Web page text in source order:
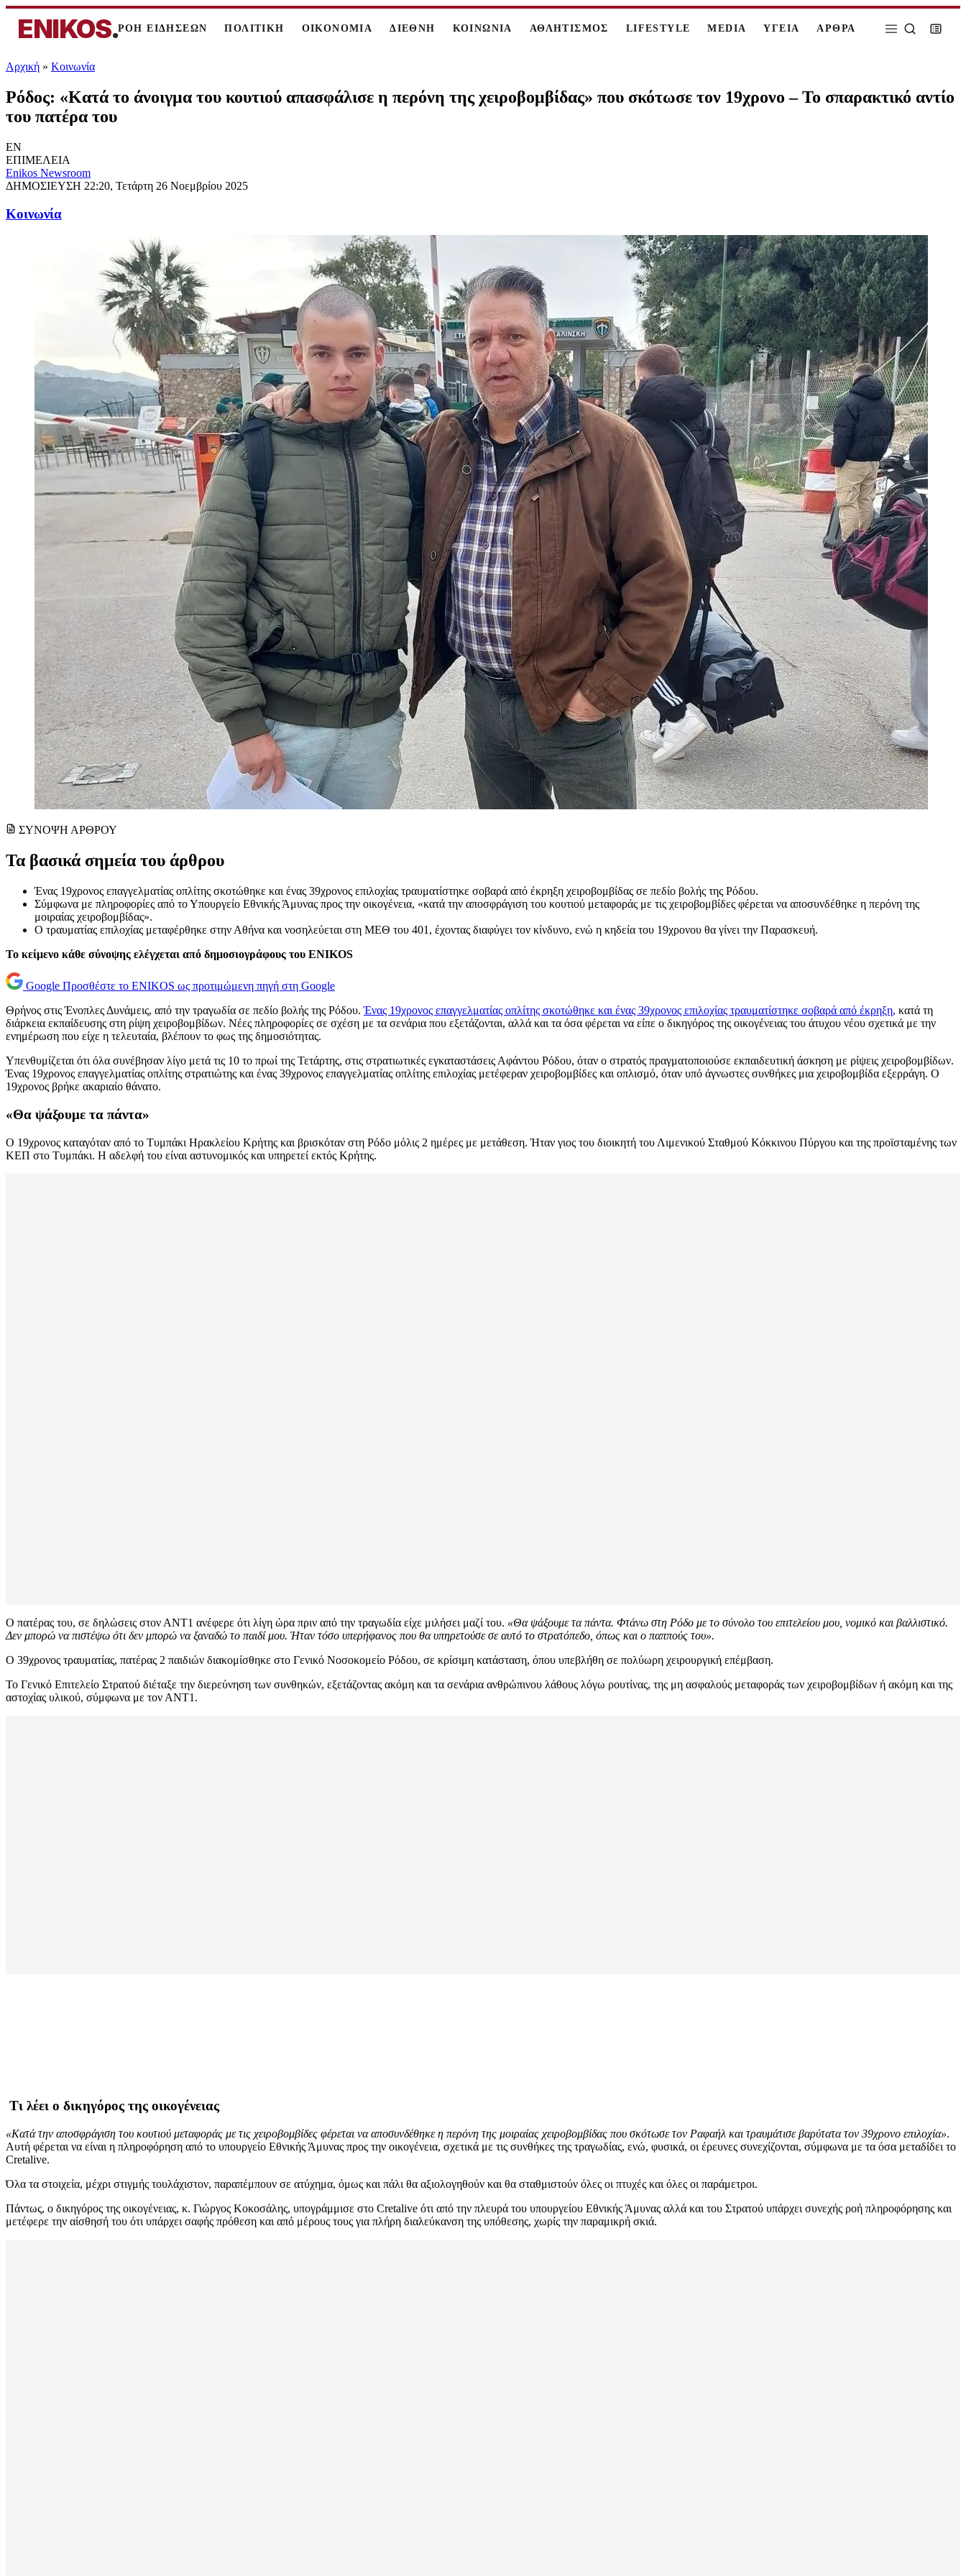
ENIKOS.ΡΟΗ ΕΙΔΗΣΕΩΝ ΠΟΛΙΤΙΚΗ ΟΙΚΟΝΟΜΙΑ ΔΙΕΘΝΗ ΚΟΙΝΩΝΙΑ ΑΘΛΗΤΙΣΜΟΣ LIFESTYLE MEDIA ΥΓΕΙΑ ΑΡΘΡΑ
Αρχική » Κοινωνία
Ρόδος: «Κατά το άνοιγμα του κουτιού απασφάλισε η περόνη της χειροβομβίδας» που σκότωσε τον 19χρονο – Το σπαρακτικό αντίο
του πατέρα του
EN
ΕΠΙΜΕΛΕΙΑ
Enikos Newsroom
ΔΗΜΟΣΙΕΥΣΗ 22:20, Τετάρτη 26 Νοεμβρίου 2025
Κοινωνία
ΣΥΝΟΨΗ ΑΡΘΡΟΥ
Τα βασικά σημεία του άρθρου
Ένας 19χρονος επαγγελματίας οπλίτης σκοτώθηκε και ένας 39χρονος επιλοχίας τραυματίστηκε σοβαρά από έκρηξη χειροβομβίδας σε πεδίο βολής της Ρόδου.
Σύμφωνα με πληροφορίες από το Υπουργείο Εθνικής Άμυνας προς την οικογένεια, «κατά την αποσφράγιση του κουτιού μεταφοράς με τις χειροβομβίδες φέρεται να αποσυνδέθηκε η περόνη της
μοιραίας χειροβομβίδας».
Ο τραυματίας επιλοχίας μεταφέρθηκε στην Αθήνα και νοσηλεύεται στη ΜΕΘ του 401, έχοντας διαφύγει τον κίνδυνο, ενώ η κηδεία του 19χρονου θα γίνει την Παρασκευή.
Το κείμενο κάθε σύνοψης ελέγχεται από δημοσιογράφους του ENIKOS
Google Προσθέστε το ENIKOS ως προτιμώμενη πηγή στη Google
Θρήνος στις Ένοπλες Δυνάμεις, από την τραγωδία σε πεδίο βολής της Ρόδου.Ένας 19χρονος επαγγελματίας οπλίτης σκοτώθηκε και ένας 39χρονος επιλοχίας τραυματίστηκε σοβαρά από έκρηξη, κατά τη
διάρκεια εκπαίδευσης στη ρίψη χειροβομβίδων. Νέες πληροφορίες σε σχέση με τα σενάρια που εξετάζονται, αλλά και τα όσα φέρεται να είπε ο δικηγόρος της οικογένειας του άτυχου νέου σχετικά με την
ενημέρωση που είχε η τελευταία, βλέπουν το φως της δημοσιότητας.
Υπενθυμίζεται ότι όλα συνέβησαν λίγο μετά τις 10 το πρωί της Τετάρτης, στις στρατιωτικές εγκαταστάσεις Αφάντου Ρόδου, όταν ο στρατός πραγματοποιούσε εκπαιδευτική άσκηση με ρίψεις χειροβομβίδων.
Ένας 19χρονος επαγγελματίας οπλίτης στρατιώτης και ένας 39χρονος επαγγελματίας οπλίτης επιλοχίας μετέφεραν χειροβομβίδες και οπλισμό, όταν υπό άγνωστες συνθήκες μια χειροβομβίδα εξερράγη. Ο
19χρονος βρήκε ακαριαίο θάνατο.
«Θα ψάξουμε τα πάντα»
Ο 19χρονος καταγόταν από το Τυμπάκι Ηρακλείου Κρήτης και βρισκόταν στη Ρόδο μόλις 2 ημέρες με μετάθεση. Ήταν γιος του διοικητή του Λιμενικού Σταθμού Κόκκινου Πύργου και της προϊσταμένης των
ΚΕΠ στο Τυμπάκι. Η αδελφή του είναι αστυνομικός και υπηρετεί εκτός Κρήτης.
Ο πατέρας του, σε δηλώσεις στον ΑΝΤ1 ανέφερε ότι λίγη ώρα πριν από την τραγωδία είχε μιλήσει μαζί του. «Θα ψάξουμε τα πάντα. Φτάνω στη Ρόδο με το σύνολο του επιτελείου μου, νομικό και βαλλιστικό.
Δεν μπορώ να πιστέψω ότι δεν μπορώ να ξαναδώ το παιδί μου. Ήταν τόσο υπερήφανος που θα υπηρετούσε σε αυτό το στρατόπεδο, όπως και ο παππούς του».
Ο 39χρονος τραυματίας, πατέρας 2 παιδιών διακομίσθηκε στο Γενικό Νοσοκομείο Ρόδου, σε κρίσιμη κατάσταση, όπου υπεβλήθη σε πολύωρη χειρουργική επέμβαση.
Το Γενικό Επιτελείο Στρατού διέταξε την διερεύνηση των συνθηκών, εξετάζοντας ακόμη και τα σενάρια ανθρώπινου λάθους λόγω ρουτίνας, της μη ασφαλούς μεταφοράς των χειροβομβίδων ή ακόμη και της
αστοχίας υλικού, σύμφωνα με τον ΑΝΤ1.
Τι λέει ο δικηγόρος της οικογένειας
«Κατά την αποσφράγιση του κουτιού μεταφοράς με τις χειροβομβίδες φέρεται να αποσυνδέθηκε η περόνη της μοιραίας χειροβομβίδας που σκότωσε τον Ραφαήλ και τραυμάτισε βαρύτατα τον 39χρονο επιλοχία».
Αυτή φέρεται να είναι η πληροφόρηση από το υπουργείο Εθνικής Άμυνας προς την οικογένεια, σχετικά με τις συνθήκες της τραγωδίας, ενώ, φυσικά, οι έρευνες συνεχίζονται, σύμφωνα με τα όσα μεταδίδει το
Cretalive.
Όλα τα στοιχεία, μέχρι στιγμής τουλάχιστον, παραπέμπουν σε ατύχημα, όμως και πάλι θα αξιολογηθούν και θα σταθμιστούν όλες οι πτυχές και όλες οι παράμετροι.
Πάντως, ο δικηγόρος της οικογένειας, κ. Γιώργος Κοκοσάλης, υπογράμμισε στο Cretalive ότι από την πλευρά του υπουργείου Εθνικής Άμυνας αλλά και του Στρατού υπάρχει συνεχής ροή πληροφόρησης και
μετέφερε την αίσθησή του ότι υπάρχει σαφής πρόθεση και από μέρους τους για πλήρη διαλεύκανση της υπόθεσης, χωρίς την παραμικρή σκιά.